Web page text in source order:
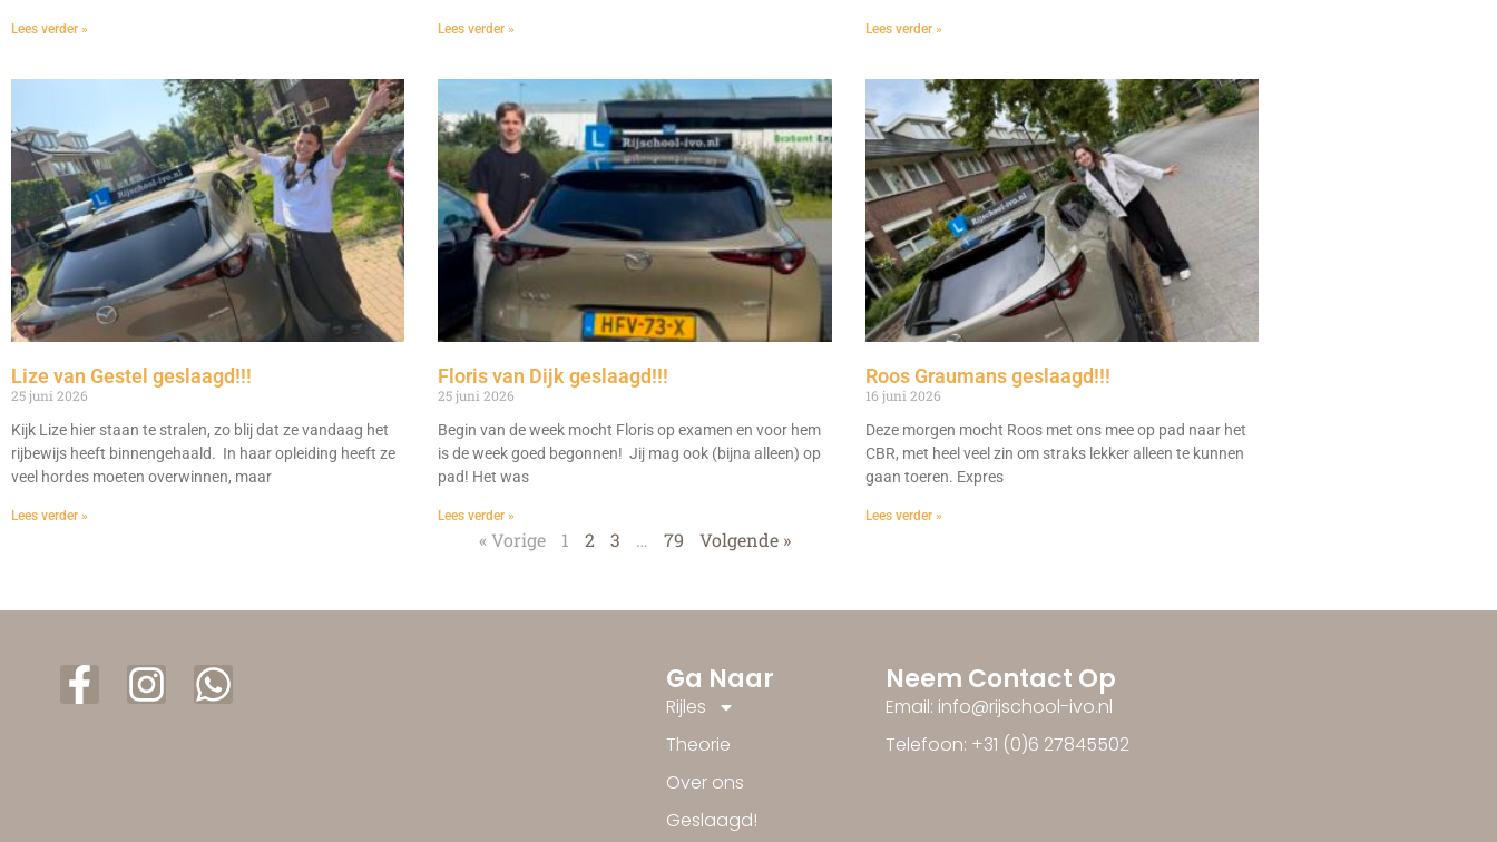
Lees verder » Lees verder » Lees verder »
Lize van Gestel geslaagd!!!
25 juni 2026
Kijk Lize hier staan te stralen, zo blij dat ze vandaag het
rijbewijs heeft binnengehaald. In haar opleiding heeft ze
veel hordes moeten overwinnen, maar
Lees verder »
Floris van Dijk geslaagd!!!
25 juni 2026
Begin van de week mocht Floris op examen en voor hem
is de week goed begonnen! Jij mag ook (bijna alleen) op
pad! Het was
Lees verder »
Roos Graumans geslaagd!!!
16 juni 2026
Deze morgen mocht Roos met ons mee op pad naar het
CBR, met heel veel zin om straks lekker alleen te kunnen
gaan toeren. Expres
Lees verder »
« Vorige 1 2 3 … 79 Volgende »
Ga Naar
Rijles
Theorie
Over ons
Geslaagd!
Neem Contact Op
Email: info@rijschool-ivo.nl
Telefoon: +31 (0)6 27845502